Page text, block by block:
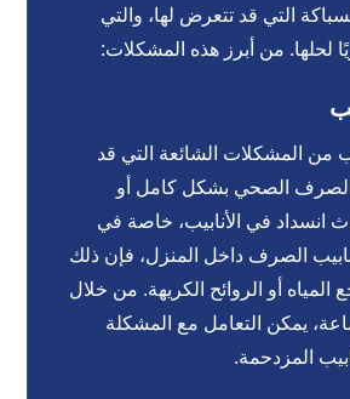
التي قد تتعرض لها، والتي
لحلها. من أبرز هذه المشكلات:
من المشكلات الشائعة التي قد
الصحي بشكل كامل أو
انسداد في الأنابيب، خاصة في
الصرف داخل المنزل، فإن ذلك
المياه أو الروائح الكريهة. من خلال
متاح 24 ساعة، يمكن التعامل مع المشكلة
المزدحمة.